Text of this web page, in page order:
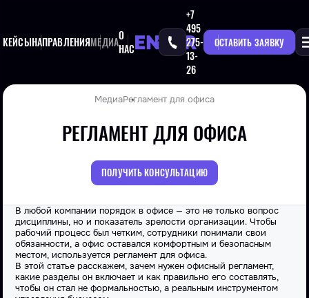
КЕЙСЫНАПРАВЛЕНИЯМЕДИАО
НАС
+7
495
275-
13-
26
ОСТАВИТЬ ЗАЯВКУ
МедиаРегламент для офиса
РЕГЛАМЕНТ ДЛЯ ОФИСА
ПОЛУЧИТЬ КОНСУЛЬТАЦИЮ
В любой компании порядок в офисе — это не только вопрос
дисциплины, но и показатель зрелости организации. Чтобы
рабочий процесс был четким, сотрудники понимали свои
обязанности, а офис оставался комфортным и безопасным
местом, используется регламент для офиса.
В этой статье расскажем, зачем нужен офисный регламент,
какие разделы он включает и как правильно его составлять,
чтобы он стал не формальностью, а реальным инструментом